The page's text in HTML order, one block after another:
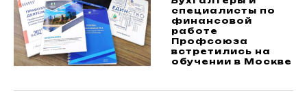
специалисты по
финансовой
работе
Профсоюза
встретились на
обучении в Москве